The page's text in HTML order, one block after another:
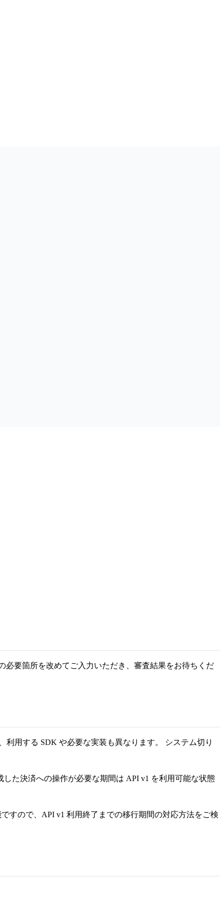
必要箇所を改めてご入力いただき、審査結果をお待ちくだ
用する SDK や必要な実装も異なります。 システム切り
た決済への操作が必要な期間は API v1 を利用可能な状態
すので、API v1 利用終了までの移行期間の対応方法をご検